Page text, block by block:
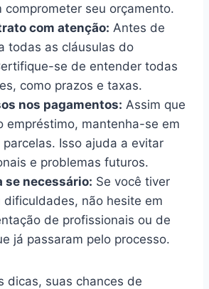
comprometer seu orçamento.
com atenção: Antes de
todas as cláusulas do
se de entender todas
como prazos e taxas.
nos pagamentos: Assim que
empréstimo, mantenha-se em
Isso ajuda a evitar
e problemas futuros.
se necessário: Se você tiver
dificuldades, não hesite em
de profissionais ou de
já passaram pelo processo.
dicas, suas chances de